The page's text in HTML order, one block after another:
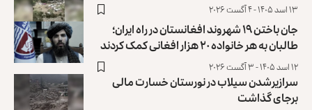
۱۳ اسد ۱۴۰۵ - ۴ آگست ۲۰۲۶
جان باختن ۱۹ شهروند افغانستان در راه ایران؛
طالبان به هر خانواده ۲۰ هزار افغانی کمک کردند
۱۲ اسد ۱۴۰۵ - ۳ آگست ۲۰۲۶
سرازیرشدن سیلاب‌ در نورستان خسارت مالی
برجای گذاشت